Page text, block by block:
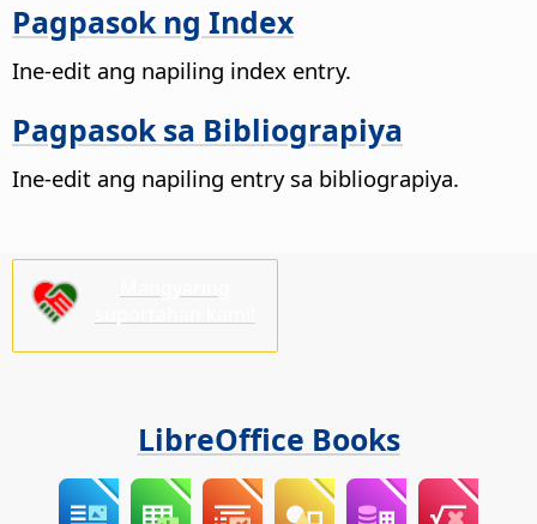
Pagpasok ng Index
Ine-edit ang napiling index entry.
Pagpasok sa Bibliograpiya
Ine-edit ang napiling entry sa bibliograpiya.
LibreOffice Books